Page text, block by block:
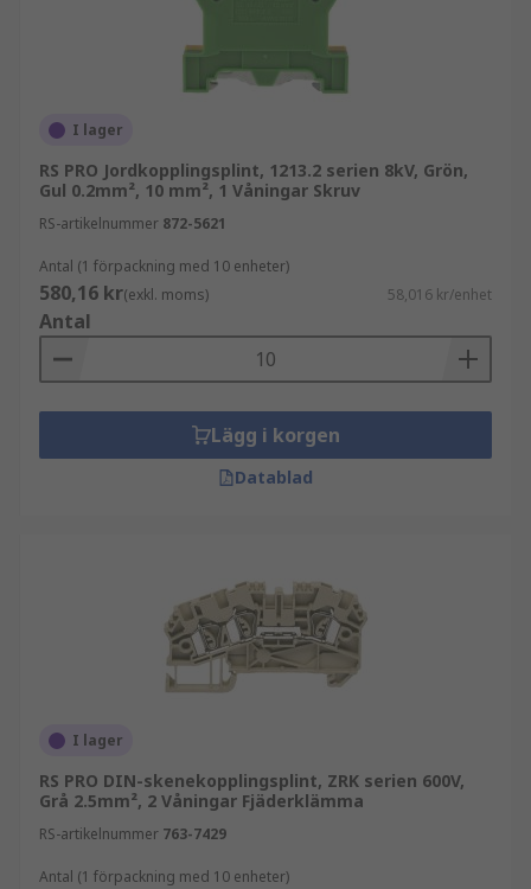
I lager
RS PRO Jordkopplingsplint, 1213.2 serien 8kV, Grön,
Gul 0.2mm², 10 mm², 1 Våningar Skruv
RS-artikelnummer 872-5621
Antal (1 förpackning med 10 enheter)
580,16 kr(exkl. moms) 58,016 kr/enhet
Antal
Lägg i korgen
Datablad
I lager
RS PRO DIN-skenekopplingsplint, ZRK serien 600V,
Grå 2.5mm², 2 Våningar Fjäderklämma
RS-artikelnummer 763-7429
Antal (1 förpackning med 10 enheter)